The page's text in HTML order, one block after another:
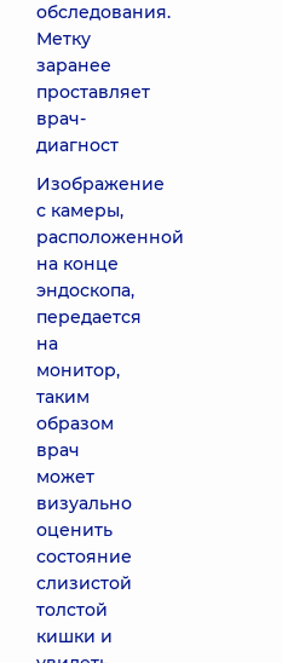
обследования.
Метку
заранее
проставляет
врач-
диагност
Изображение
с камеры,
расположенной
на конце
эндоскопа,
передается
на
монитор,
таким
образом
врач
может
визуально
оценить
состояние
слизистой
толстой
кишки и